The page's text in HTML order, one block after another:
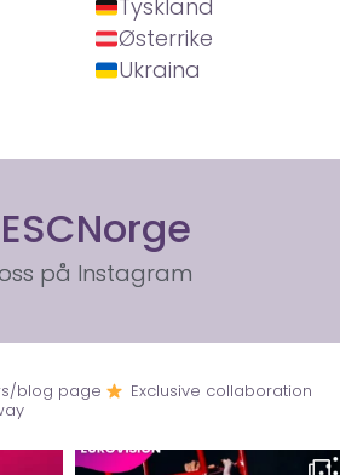
Tyskland
Østerrike
Ukraina
ESCNorge
på Instagram
blog page
Exclusive collaboration